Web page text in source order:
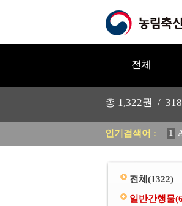
전체
총 1,322권 /
인기검색어 : 1
11
전체 (1322)
일반간행물